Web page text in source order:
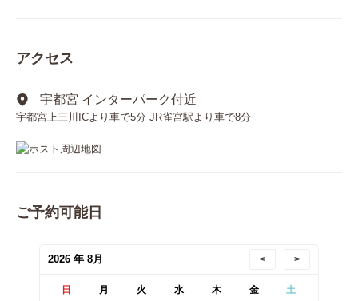
アクセス
宇都宮 インターパーク付近
宇都宮上三川ICより車で5分 JR雀宮駅より車で8分
ご予約可能日
2026 年 8月 < >
日 月 火 水 木 金 土